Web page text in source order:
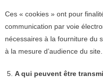
Ces « cookies » ont pour
communication par voie
nécessaires à la fourniture du
à la mesure d’audience du site.
A qui peuvent être